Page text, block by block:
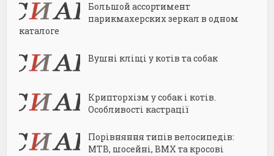
Большой ассортимент
парикмахерских зеркал в одном
каталоге
Вушні кліщі у котів та собак
Крипторхізм у собак і котів.
Особливості кастрації
Порівняння типів велосипедів:
MTB, шосейні, BMX та кросові